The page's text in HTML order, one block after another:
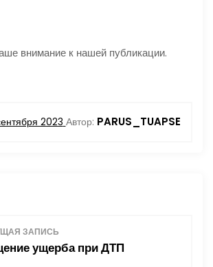
внимание к нашей публикации.
2023 Автор: PARUS_TUAPSE
ЗАПИСЬ
ущерба при ДТП